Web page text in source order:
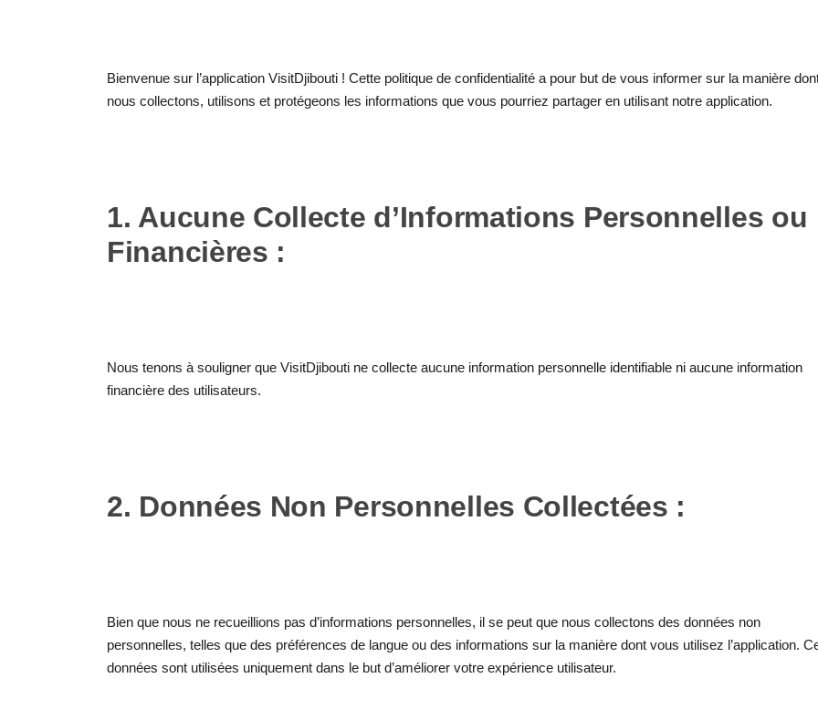
Bienvenue sur l’application VisitDjibouti ! Cette politique de confidentialité a pour but de vous informer sur la manière
nous collectons, utilisons et protégeons les informations que vous pourriez partager en utilisant notre application.
1. Aucune Collecte d’Informations Personnelles ou
Financières :
Nous tenons à souligner que VisitDjibouti ne collecte aucune information personnelle identifiable ni aucune information
financière des utilisateurs.
2. Données Non Personnelles Collectées :
Bien que nous ne recueillions pas d’informations personnelles, il se peut que nous collectons des données non
personnelles, telles que des préférences de langue ou des informations sur la manière dont vous utilisez l’application.
données sont utilisées uniquement dans le but d’améliorer votre expérience utilisateur.